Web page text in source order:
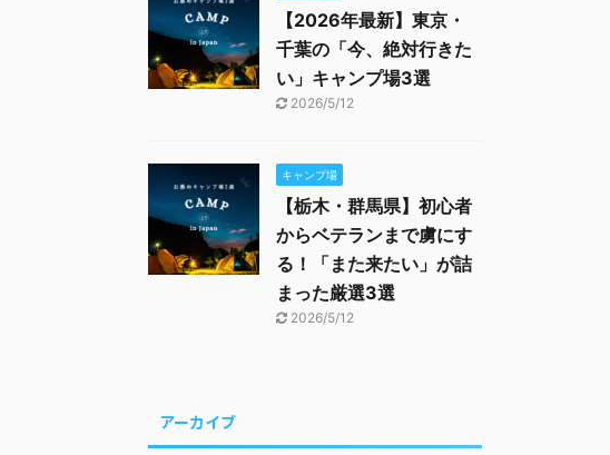
【2026年最新】東京・
千葉の「今、絶対行きた
い」キャンプ場3選
2026/5/12
キャンプ場
【栃木・群馬県】初心者
からベテランまで虜にす
る！「また来たい」が詰
まった厳選3選
2026/5/12
アーカイブ